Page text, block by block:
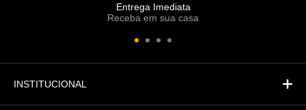
Entrega Imediata
Receba em sua casa
INSTITUCIONAL